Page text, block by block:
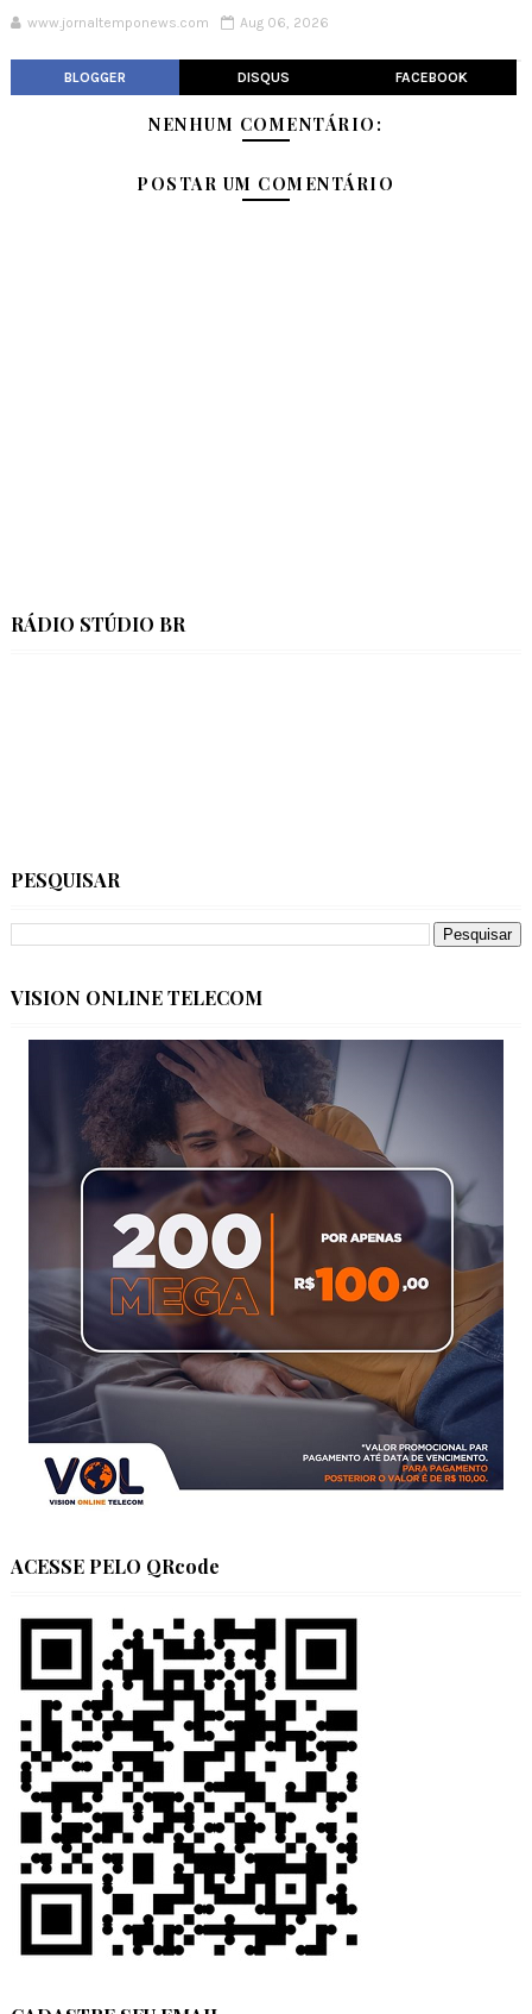
www.jornaltemponews.com Aug 06, 2026
BLOGGER DISQUS FACEBOOK
NENHUM COMENTÁRIO:
POSTAR UM COMENTÁRIO
RÁDIO STÚDIO BR
PESQUISAR
VISION ONLINE TELECOM
ACESSE PELO QRcode